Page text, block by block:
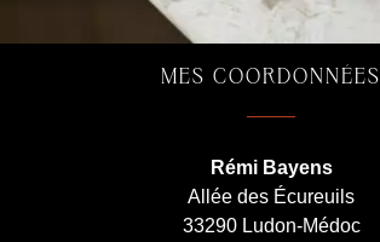
MES COORDONNÉES
Rémi Bayens
Allée des Écureuils
33290 Ludon-Médoc